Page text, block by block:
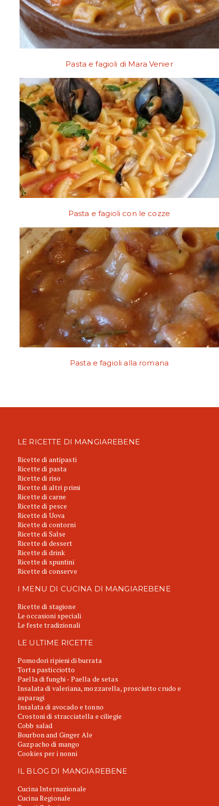
Pasta e fagioli di Mara Venier
Pasta e fagioli con le cozze
Pasta e fagioli alla romana
LE RICETTE DI MANGIAREBENE
Ricette di antipasti
Ricette di pasta
Ricette di riso
Ricette di altri primi
Ricette di carne
Ricette di pesce
Ricette di Uova
Ricette di contorni
Ricette di Salse
Ricette di dessert
Ricette di drink
Ricette di spuntini
Ricette di conserve
I MENU DI CUCINA DI MANGIAREBENE
Ricette di stagione
Le occasioni speciali
Le feste tradizionali
LE ULTIME RICETTE
Pomodori ripieni di burrata
Torta pasticciotto
Paella di funghi - Paella de setas
Insalata di valeriana, mozzarella, prosciutto crudo e
asparagi
Insalata di avocado e tonno
Crostoni di stracciatella e ciliegie
Cobb salad
Bourbon and Ginger Ale
Gazpacho di mango
Cookies per i nonni
IL BLOG DI MANGIAREBENE
Cucina Internazionale
Cucina Regionale